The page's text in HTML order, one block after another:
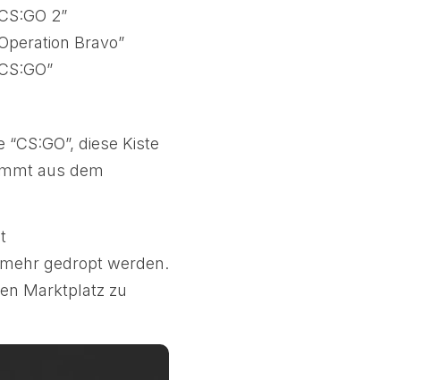
2”
Bravo”
diese Kiste
aus dem
gedropt werden.
Marktplatz zu